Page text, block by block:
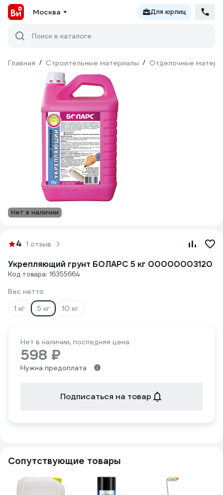
Москва Для юрлиц
Поиск в каталоге
Главная / Строительные материалы / Отделочные
Нет в наличии
4 1 отзыв
Укрепляющий грунт БОЛАРС 5 кг 00000003120
Код товара: 16355664
Вес нетто
1 кг
5 кг 10 кг
Нет в наличии, последняя цена
598 ₽
Нужна предоплата
Подписаться на товар
Сопутствующие товары